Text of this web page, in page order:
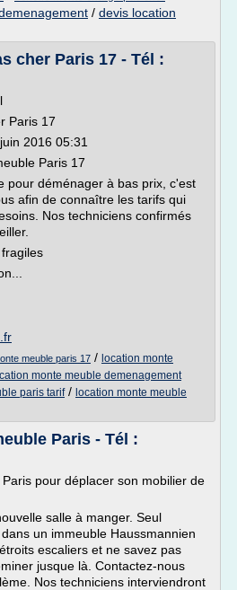
/ devis location
cher Paris 17 - Tél :
Paris 17
2016 05:31
Paris 17
pour déménager à bas prix, c'est
afin de connaître les tarifs qui
Nos techniciens confirmés
meuble paris 17 / location monte
monte meuble demenagement
paris tarif/ location monte meuble
Paris - Tél :
pour déplacer son mobilier de
salle à manger. Seul
un immeuble Haussmannien
escaliers et ne savez pas
jusque là. Contactez-nous
Nos techniciens interviendront